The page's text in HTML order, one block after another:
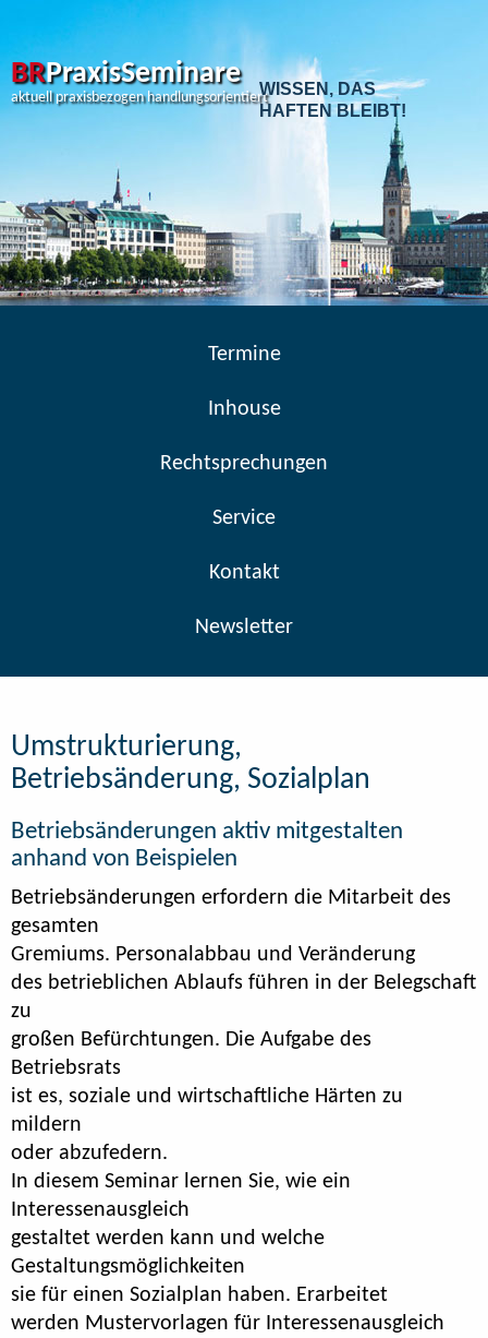
content
BRPraxisSeminare
aktuell praxisbezogen handlungsorientiertWISSEN, DAS
HAFTEN BLEIBT!
Termine
Inhouse
Rechtsprechungen
Service
Kontakt
Newsletter
Umstrukturierung,
Betriebsänderung, Sozialplan
Betriebsänderungen aktiv mitgestalten
anhand von Beispielen
Betriebsänderungen erfordern die Mitarbeit des
gesamten
Gremiums. Personalabbau und Veränderung
des betrieblichen Ablaufs führen in der Belegschaft
zu
großen Befürchtungen. Die Aufgabe des
Betriebsrats
ist es, soziale und wirtschaftliche Härten zu
mildern
oder abzufedern.
In diesem Seminar lernen Sie, wie ein
Interessenausgleich
gestaltet werden kann und welche
Gestaltungsmöglichkeiten
sie für einen Sozialplan haben. Erarbeitet
werden Mustervorlagen für Interessenausgleich